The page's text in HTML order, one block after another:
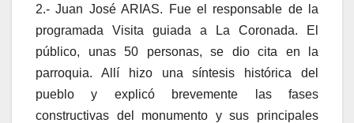
2.- Juan José ARIAS. Fue el responsable de la
programada Visita guiada a La Coronada. El
público, unas 50 personas, se dio cita en la
parroquia. Allí hizo una síntesis histórica del
pueblo y explicó brevemente las fases
constructivas del monumento y sus principales